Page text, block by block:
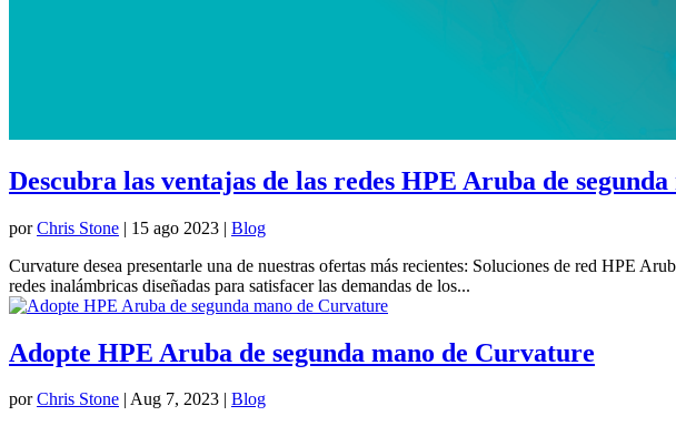
Descubra las ventajas de las redes HPE Aruba de segunda
porChris Stone | 15 ago 2023 | Blog
Curvature desea presentarle una de nuestras ofertas más recientes: Soluciones de red HPE
redes inalámbricas diseñadas para satisfacer las demandas de los...
Adopte HPE Aruba de segunda mano de Curvature
porChris Stone | Aug 7, 2023 | Blog